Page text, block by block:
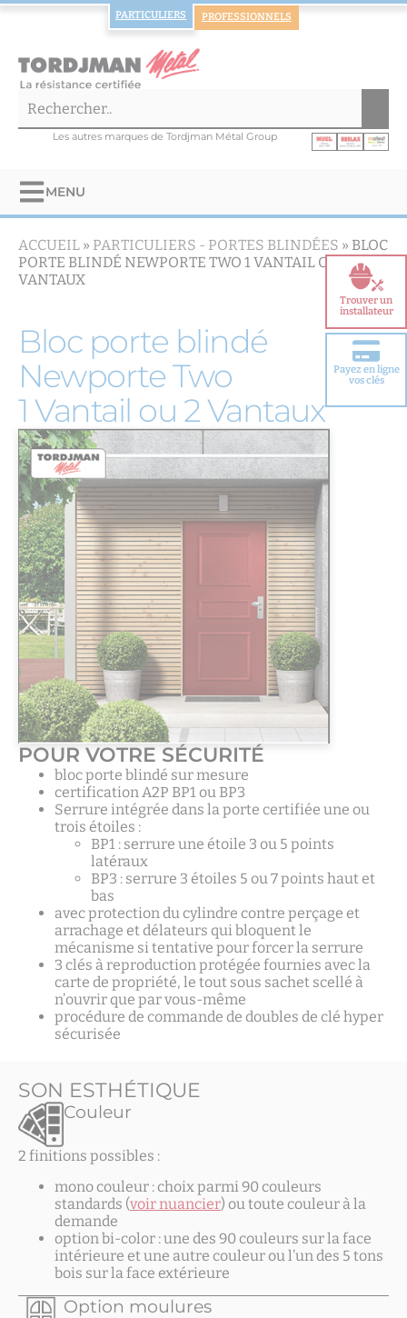
PARTICULIERS PROFESSIONNELS
Les autres marques de Tordjman Métal Group
MENU
Trouver un
installateur
Choisir votre
Payez en ligne
vos clés
ACCUEIL » PARTICULIERS - PORTES BLINDÉES » BLOC
PORTE BLINDÉ NEWPORTE TWO 1 VANTAIL OU 2
VANTAUX
Bloc porte blindé
Newporte Two
1 Vantail ou 2 Vantaux
POUR VOTRE SÉCURITÉ
bloc porte blindé sur mesure
certification A2P BP1 ou BP3
Serrure intégrée dans la porte certifiée une ou
trois étoiles :
BP1 : serrure une étoile 3 ou 5 points
latéraux
BP3 : serrure 3 étoiles 5 ou 7points haut et
bas
avec protection du cylindre contre perçage et
arrachage et délateurs qui bloquent le
mécanisme si tentative pour forcer la serrure
3 clés à reproduction protégée fournies avec la
carte de propriété, le tout sous sachet scellé à
n’ouvrir que par vous-même
procédure de commande de doubles de clé hyper
sécurisée
SON ESTHÉTIQUE
Couleur
2 finitions possibles :
mono couleur : choix parmi 90 couleurs
standards (voir nuancier) ou toute couleur à la
demande
option bi-color : une des 90 couleurs sur la face
intérieure et une autre couleur ou l’un des 5 tons
bois surla face extérieure
Option moulures